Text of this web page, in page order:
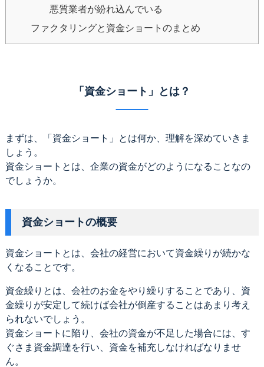
悪質業者が紛れ込んでいる
ファクタリングと資金ショートのまとめ
「資金ショート」とは？
まずは、「資金ショート」とは何か、理解を深めていきま
しょう。
資金ショートとは、企業の資金がどのようになることなの
でしょうか。
資金ショートの概要
資金ショートとは、会社の経営において資金繰りが続かな
くなることです。
資金繰りとは、会社のお金をやり繰りすることであり、資
金繰りが安定して続けば会社が倒産することはあまり考え
られないでしょう。
資金ショートに陥り、会社の資金が不足した場合には、す
ぐさま資金調達を行い、資金を補充しなければなりませ
ん。